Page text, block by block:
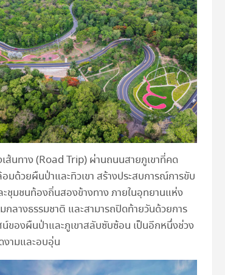
ส้นทาง (Road Trip) ผ่านถนนสายภูเขาที่คด
มด้วยผืนป่าและทิวเขา สร้างประสบการณ์การขับ
ชุมชนท้องถิ่นสองข้างทาง ภายในอุทยานแห่ง
ลางธรรมชาติ และสามารถปิดท้ายวันด้วยการ
องผืนป่าและภูเขาสลับซับซ้อน เป็นอีกหนึ่งช่วง
งามและอบอุ่น